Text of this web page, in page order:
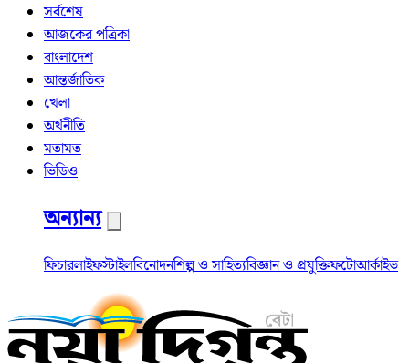
সর্বশেষ
আজকের পত্রিকা
বাংলাদেশ
আন্তর্জাতিক
খেলা
অর্থনীতি
মতামত
ভিডিও
অন্যান্য
ফিচারলাইফস্টাইলবিনোদনশিল্প ও সাহিত্যবিজ্ঞান ও প্রযুক্তিফটোআর্কাইভ